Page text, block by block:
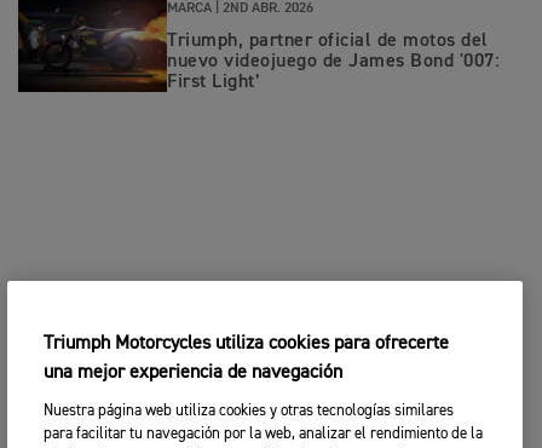
MARCA | 2ND ABR. 2026
Triumph, partner oficial de motos del
nuevo videojuego de James Bond '007:
First Light’
Triumph Motorcycles utiliza cookies para ofrecerte
una mejor experiencia de navegación
Nuestra página web utiliza cookies y otras tecnologías similares
para facilitar tu navegación por la web, analizar el rendimiento de la